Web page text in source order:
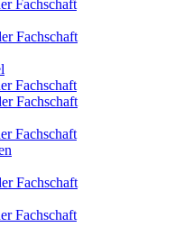
Fachschaft
Fachschaft
Fachschaft
Fachschaft
Fachschaft
Fachschaft
Fachschaft